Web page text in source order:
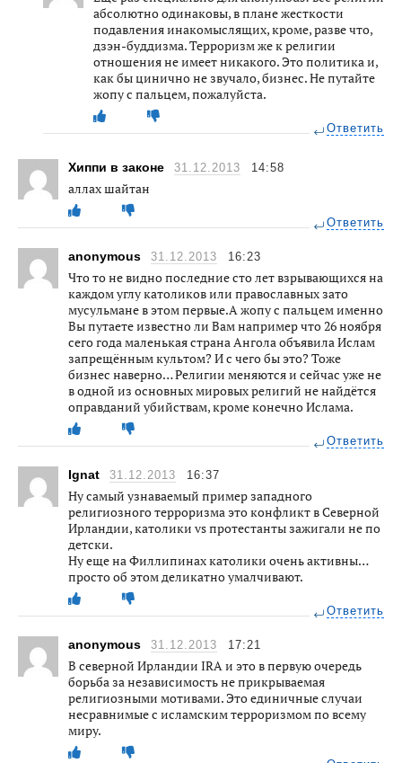
абсолютно одинаковы, в плане жесткости
подавления инакомыслящих, кроме, разве что,
дзэн-буддизма. Терроризм же к религии
отношения не имеет никакого. Это политика и,
как бы цинично не звучало, бизнес. Не путайте
жопу с пальцем, пожалуйста.
Ответить
Хиппи в законе 31.12.2013 14:58
аллах шайтан
Ответить
anonymous 31.12.2013 16:23
Что то не видно последние сто лет взрывающихся на
каждом углу католиков или православных зато
мусульмане в этом первые.А жопу с пальцем именно
Вы путаете известно ли Вам например что 26 ноября
сего года маленькая страна Ангола объявила Ислам
запрещённым культом? И с чего бы это? Тоже
бизнес наверно… Религии меняются и сейчас уже не
в одной из основных мировых религий не найдётся
оправданий убийствам, кроме конечно Ислама.
Ответить
Ignat 31.12.2013 16:37
Ну самый узнаваемый пример западного
религиозного терроризма это конфликт в Северной
Ирландии, католики vs протестанты зажигали не по
детски.
Ну еще на Филлипинах католики очень активны…
просто об этом деликатно умалчивают.
Ответить
anonymous 31.12.2013 17:21
В северной Ирландии IRA и это в первую очередь
борьба за независимость не прикрываемая
религиозными мотивами. Это единичные случаи
несравнимые с исламским терроризмом по всему
миру.